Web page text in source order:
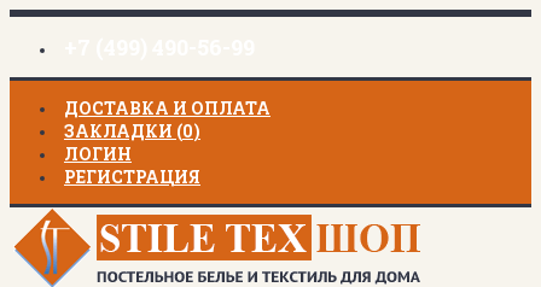
ДОСТАВКА И ОПЛАТА
ЗАКЛАДКИ (0)
ЛОГИН
РЕГИСТРАЦИЯ